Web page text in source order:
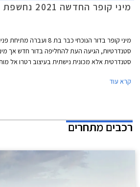
מיני קופר החדשה 2021 נחשפת
סטנדרטיות, הגיעה העת להחליפה בדור חדש אך
סטנדרטית אלא מכונית נישתית בעיצוב רטרו אל
אשר ישאירו אותה עדכנית בקו החזית לשנים הקרובות.
קרא עוד
רכבים מתחרים